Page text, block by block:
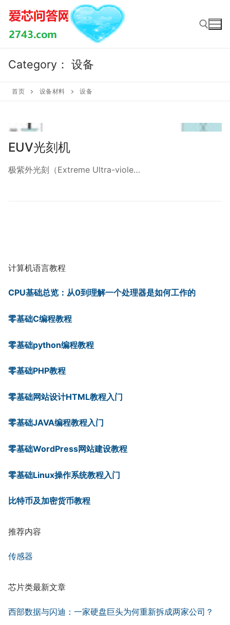
Skip
content
Category： 设备
首页 设备材料 设备
EUV光刻机
极紫外光刻（Extreme Ultra-viole…
计算机语言教程
CPU基础总览：从0到理解一个处理器是如何工作的
零基础C编程教程
零基础python编程教程
零基础PHP教程
零基础网站设计HTML教程入门
零基础JAVA编程教程入门
零基础WordPress网站建设教程
零基础Linux操作系统教程入门
比特币及加密货币教程
推荐内容
传感器
芯片类最新文章
西部数据与闪迪：一家硬盘巨头为何重新拆成两家公司？